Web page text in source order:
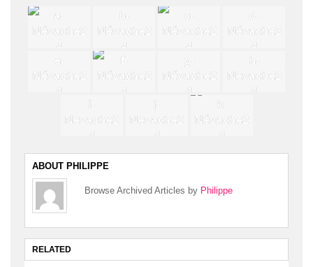
a-
Névache2
4
b-
Névache2
4
c-
Névache2
4
d-
Névache2
4
e-
Névache2
4
f-
Névache2
4
g-
Névache2
4
h-
Nevache2
4
i-
Nevache2
4
j-
Nevache2
4
k-
Névache2
4
ABOUT PHILIPPE
Browse Archived Articles by Philippe
RELATED